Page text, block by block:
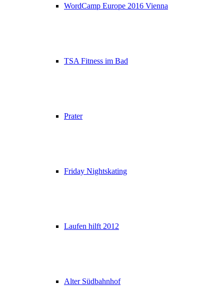
WordCamp Europe 2016 Vienna
TSA Fitness im Bad
Prater
Friday Nightskating
Laufen hilft 2012
Alter Südbahnhof